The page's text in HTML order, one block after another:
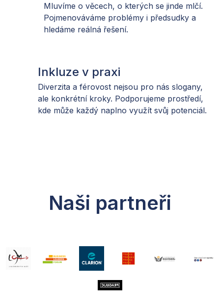
Mluvíme o věcech, o kterých se jinde mlčí.
Pojmenováváme problémy i předsudky a
hledáme reálná řešení.
Inkluze v praxi
Diverzita a férovost nejsou pro nás slogany,
ale konkrétní kroky. Podporujeme prostředí,
kde může každý naplno využít svůj potenciál.
Naši partneři